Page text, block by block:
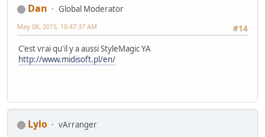
Dan
Global Moderator
#14
May 08, 2015, 10:47:37 AM
C'est vrai qu'il y a aussi StyleMagic YA
http://www.midisoft.pl/en/
Lylo
vArranger